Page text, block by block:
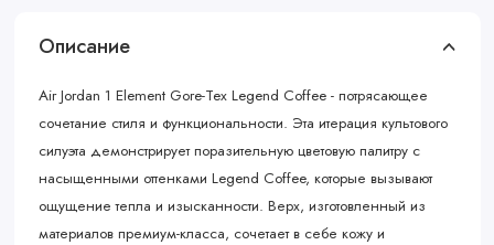
Описание
Air Jordan 1 Element Gore-Tex Legend Coffee - потрясающее
сочетание стиля и функциональности. Эта итерация культового
силуэта демонстрирует поразительную цветовую палитру с
насыщенными оттенками Legend Coffee, которые вызывают
ощущение тепла и изысканности. Верх, изготовленный из
материалов премиум-класса, сочетает в себе кожу и